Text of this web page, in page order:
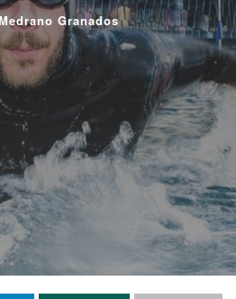
Granados